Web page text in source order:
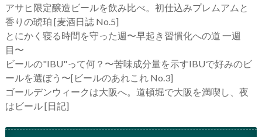
アサヒ限定醸造ビールを飲み比べ。初仕込みプレムアムと
香りの琥珀 [麦酒日誌 No.5]
とにかく寝る時間を守った週〜早起き習慣化への道 一週
目〜
ビールの"IBU"って何？〜苦味成分量を示すIBUで好みのビ
ールを選ぼう〜[ビールのあれこれ No.3]
ゴールデンウィークは大阪へ。道頓堀で大阪を満喫し、夜
はビール [日記]